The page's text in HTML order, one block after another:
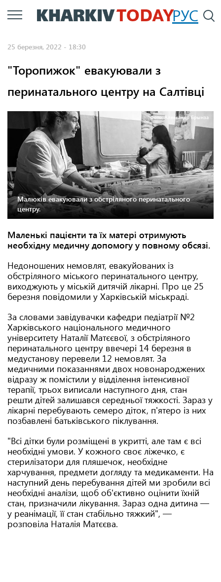
Перейти
до
РУС
25 березня, 2022 - 18:30
"Торопижок" евакуювали з
перинатального центру на Салтівці
Фото: Александр Брынза
Малюків евакуювали з обстріляного перинатального
центру.
Маленькі пацієнти та їх матері отримують
необхідну медичну допомогу у повному обсязі.
Недоношених немовлят, евакуйованих із
обстріляного міського перинатального центру,
виходжують у міській дитячій лікарні. Про це 25
березня повідомили у Харківській міськраді.
За словами завідувачки кафедри педіатрії №2
Харківського національного медичного
університету Наталії Матєєвої, з обстріляного
перинатального центру ввечері 14 березня в
медустанову перевели 12 немовлят. За
медичними показаннями двох новонароджених
відразу ж помістили у відділення інтенсивної
терапії, трьох виписали наступного дня, стан
решти дітей залишався середньої тяжкості. Зараз у
лікарні перебувають семеро діток, п'ятеро із них
позбавлені батьківського піклування.
"Всі дітки були розміщені в укритті, але там є всі
необхідні умови. У кожного своє ліжечко, є
стерилізатори для пляшечок, необхідне
харчування, предмети догляду та медикаменти. На
наступний день перебування дітей ми зробили всі
необхідні аналізи, щоб об'єктивно оцінити їхній
стан, призначили лікування. Зараз одна дитина —
у реанімації, її стан стабільно тяжкий", —
розповіла Наталія Матєєва.